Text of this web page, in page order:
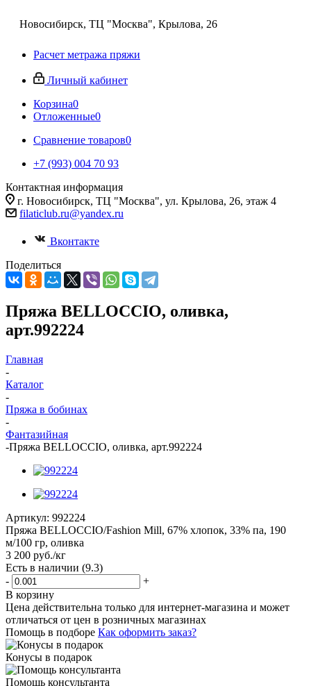
Новосибирск, ТЦ "Москва", Крылова, 26
Расчет метража пряжи
Личный кабинет
Корзина0
Отложенные0
Сравнение товаров0
+7 (993) 004 70 93
Контактная информация
г. Новосибирск, ТЦ "Москва", ул. Крылова, 26, этаж 4
filaticlub.ru@yandex.ru
Вконтакте
Поделиться
Пряжа BELLOCCIO, оливка,
арт.992224
Главная
-
Каталог
-
Пряжа в бобинах
-
Фантазийная
-Пряжа BELLOCCIO, оливка, арт.992224
Артикул: 992224
Пряжа BELLOCCIO/Fashion Mill, 67% хлопок, 33% па, 190
м/100 гр, оливка
3 200 руб./кг
Есть в наличии (9.3)
-
+
В корзину
Цена действительна только для интернет-магазина и может
отличаться от цен в розничных магазинах
Помощь в подборе Как оформить заказ?
Конусы в подарок
Помощь консультанта